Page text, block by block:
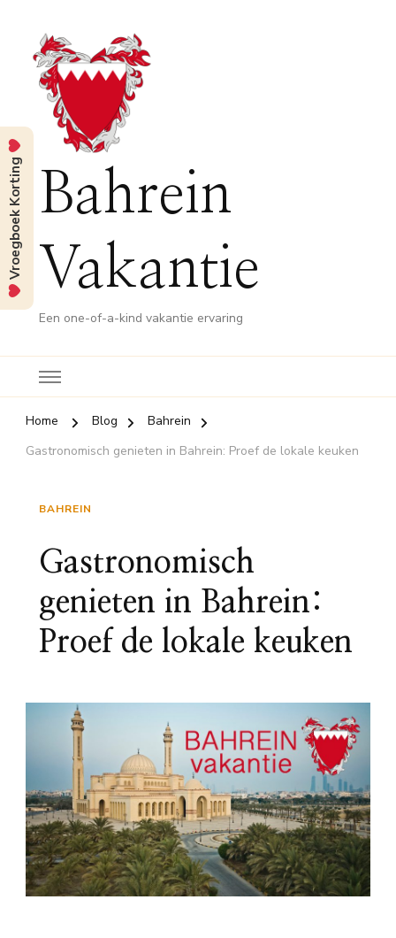
Bahrein
Vakantie
Een one-of-a-kind vakantie ervaring
Home Blog
Bahrein
Gastronomisch genieten in Bahrein: Proef de lokale keuken
BAHREIN
Gastronomisch
genieten in Bahrein:
Proef de lokale keuken
Vroegboek Korting